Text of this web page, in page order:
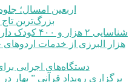
اربعین امسال؛
بزرگ‌ترین
شناسایی ۲ هزار و ۴۰۰ کودک دارای اختلالات بینایی در البرز
دستگاه‌های اجرایی